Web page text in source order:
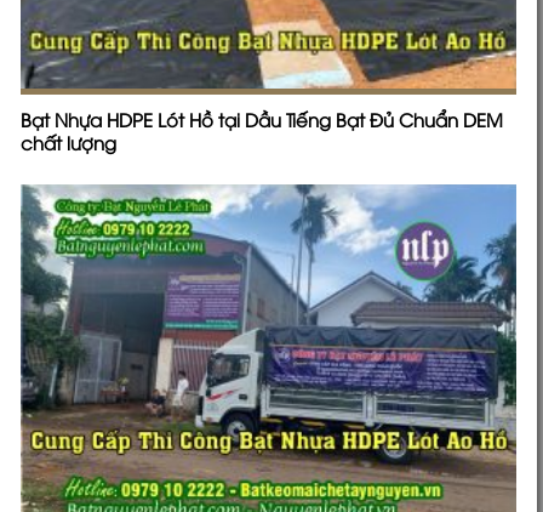
Bạt Nhựa HDPE Lót Hồ tại Dầu Tiếng Bạt Đủ Chuẩn DEM
chất lượng